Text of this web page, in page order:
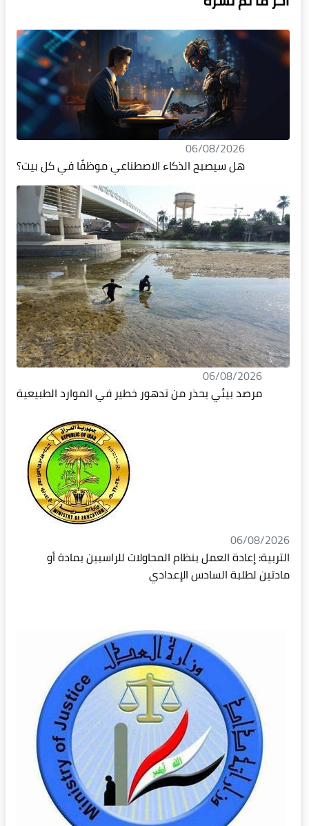
06/08/2026
هل سيصبح الذكاء الاصطناعي موظفًا في كل بيت؟
06/08/2026
مرصد بيئي يحذر من تدهور خطير في الموارد الطبيعية
06/08/2026
التربية: إعادة العمل بنظام المحاولات للراسبين بمادة أو
مادتين لطلبة السادس الإعدادي